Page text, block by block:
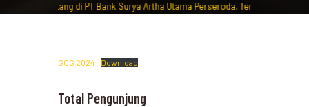
Selamat Datang di PT Bank Surya Artha Utama Perseroda, Tempat
GCG 2024 Download
Total Pengunjung